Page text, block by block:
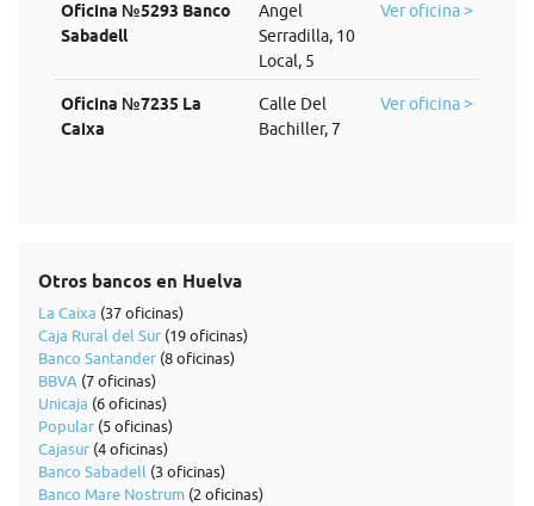
Oficina №5293 Banco
Sabadell
Angel
Serradilla, 10
Local, 5
Ver oficina >
Oficina №7235 La
Caixa
Calle Del
Bachiller, 7
Ver oficina >
Otros bancos en Huelva
La Caixa (37 oficinas)
Caja Rural del Sur (19 oficinas)
Banco Santander (8 oficinas)
BBVA (7 oficinas)
Unicaja (6 oficinas)
Popular (5 oficinas)
Cajasur (4 oficinas)
Banco Sabadell (3 oficinas)
Banco Mare Nostrum (2 oficinas)